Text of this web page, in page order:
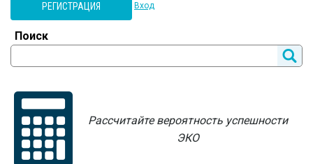
РЕГИСТРАЦИЯ Вход
Поиск
Рассчитайте вероятность успешности
ЭКО